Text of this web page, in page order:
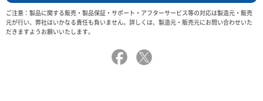
ご注意：製品に関する販売・製品保証・サポート・アフターサービス等の対応は製造元・販売
元が行い、弊社はいかなる責任も負いません。詳しくは、製造元・販売元にお問い合わせいた
だきますようお願いいたします。